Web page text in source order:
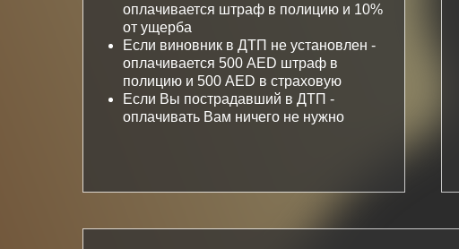
оплачивается штраф в полицию и 10%
от ущерба
Если виновник в ДТП не установлен -
оплачивается 500 AED штраф в
полицию и 500 AED в страховую
Если Вы пострадавший в ДТП -
оплачивать Вам ничего не нужно